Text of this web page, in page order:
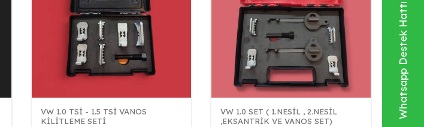
Whatsapp Destek Hattı
VW 1.0 TSİ - 1.5 TSİ VANOS
KİLİTLEME SETİ
VW 1.0 SET ( 1.NESİL , 2.NESİL
,EKSANTRİK VE VANOS SET)